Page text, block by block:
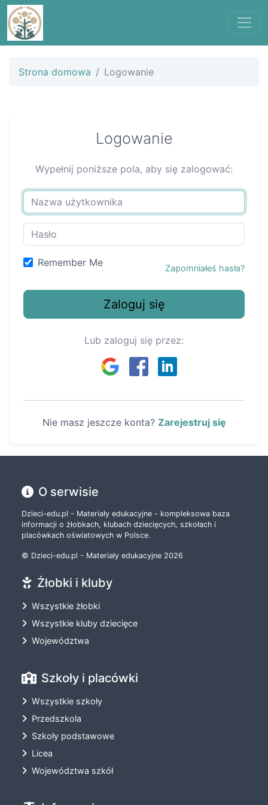
Strona domowa Logowanie
Logowanie
Wypełnij poniższe pola, aby się zalogować:
Remember Me Zapomniałeś hasła?
Zaloguj się
Lub zaloguj się przez:
Nie masz jeszcze konta? Zarejestruj się
O serwisie
Dzieci-edu.pl - Materiały edukacyjne - kompleksowa baza
informacji o żłobkach, klubach dziecięcych, szkołach i
placówkach oświatowych w Polsce.
© Dzieci-edu.pl - Materiały edukacyjne 2026
Żłobki i kluby
Wszystkie żłobki
Wszystkie kluby dziecięce
Województwa
Szkoły i placówki
Wszystkie szkoły
Przedszkola
Szkoły podstawowe
Licea
Województwa szkół